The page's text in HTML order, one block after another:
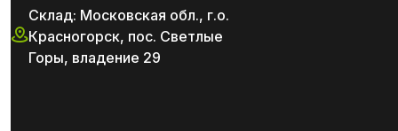
Склад: Московская обл., г.о.
Красногорск, пос. Светлые
Горы, владение 29